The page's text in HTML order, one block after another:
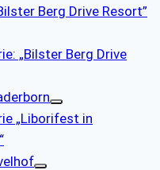
Berg Drive Resort”
„Bilster Berg Drive
„Liborifest in